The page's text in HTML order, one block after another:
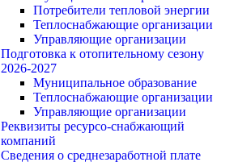
Потребители тепловой энергии
Теплоснабжающие организации
Управляющие организации
Подготовка к отопительному сезону
2026-2027
Муниципальное образование
Теплоснабжающие организации
Управляющие организации
Реквизиты ресурсо-снабжающий
компаний
Сведения о среднезаработной плате